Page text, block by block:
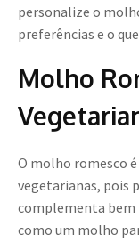
personalize o
preferências e o
Molho
O molho romesco
vegetarianas, pois
complementa bem
como um molho